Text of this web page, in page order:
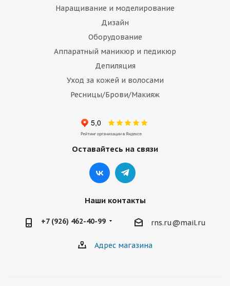
Наращивание и моделирование
Дизайн
Оборудование
Аппаратный маникюр и педикюр
Депиляция
Уход за кожей и волосами
Ресницы/Брови/Макияж
Оставайтесь на связи
Наши контакты
+7 (926) 462-40-99 rns.ru@mail.ru
Адрес магазина